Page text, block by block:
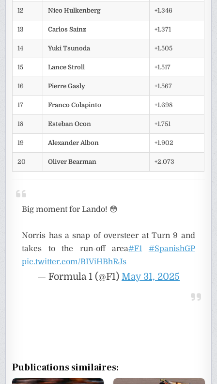
12 Nico Hulkenberg +1.346
13 Carlos Sainz +1.371
14 Yuki Tsunoda +1.505
15 Lance Stroll +1.517
16 Pierre Gasly +1.567
17 Franco Colapinto +1.698
18 Esteban Ocon +1.751
19 Alexander Albon +1.902
20 Oliver Bearman +2.073
Big moment for Lando! 😳
Norris has a snap of oversteer at Turn 9 and
takes to the run-off area#F1
#SpanishGP
pic.twitter.com/BIViHBhRJs
— Formula 1 (@F1) May 31, 2025
Publications similaires: